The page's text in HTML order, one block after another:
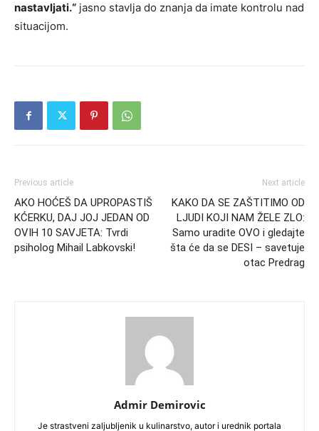
nastavljati.“ jasno stavlja do znanja da imate kontrolu nad
situacijom.
Previous article
AKO HOĆEŠ DA UPROPASTIŠ
KĆERKU, DAJ JOJ JEDAN OD
OVIH 10 SAVJETA: Tvrdi
psiholog Mihail Labkovski!
Next article
KAKO DA SE ZAŠTITIMO OD
LJUDI KOJI NAM ŽELE ZLO:
Samo uradite OVO i gledajte
šta će da se DESI – savetuje
otac Predrag
Admir Demirovic
Je strastveni zaljubljenik u kulinarstvo, autor i urednik portala